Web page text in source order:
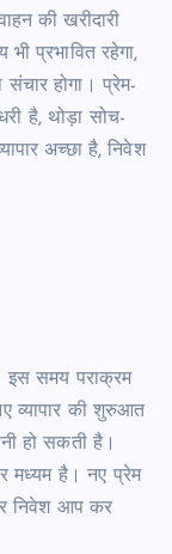
की खरीदारी
प्रभावित रहेगा,
होगा। प्रेम-
है, थोड़ा सोच-
अच्छा है, निवेश
इस समय पराक्रम
व्यापार की शुरुआत
हो सकती है।
मध्यम है। नए प्रेम
निवेश आप कर